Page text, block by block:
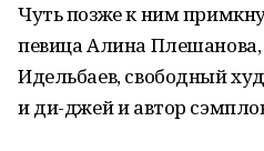
Чуть позже к ним
певица Алина
Идельбаев, свободный
и ди-джей и автор